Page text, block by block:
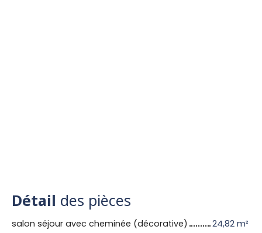
Détail des pièces
salon séjour avec cheminée (décorative)
24,82 m²